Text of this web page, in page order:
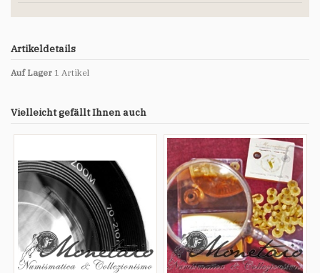
Artikeldetails
Auf Lager 1 Artikel
Vielleicht gefällt Ihnen auch